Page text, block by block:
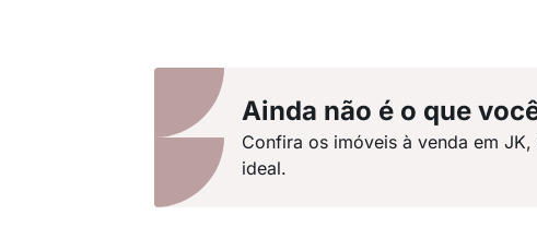
Ainda não é o que
Confira os imóveis à venda em
ideal.